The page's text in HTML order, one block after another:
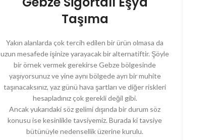
Taşıma
Yakın alanlarda çok tercih edilen bir ürün olmasa da
uzun mesafede işinize yarayacak bir alternatiftir. Şöyle
bir örnek vermek gerekirse Gebze bölgesinde
yaşıyorsunuz ve yine aynı bölgede ayrı bir muhite
taşınacaksınız, yaz günü hava şartları ve diğer riskleri
hesapladınız çok gerekli değil gibi.
Ancak yukarıdaki söz gelimi dışında bir durum söz
konusu ise kesinlikle tavsiyemiz. Burada ki tavsiye
bütünüyle nedensellik üzerine kurulu.